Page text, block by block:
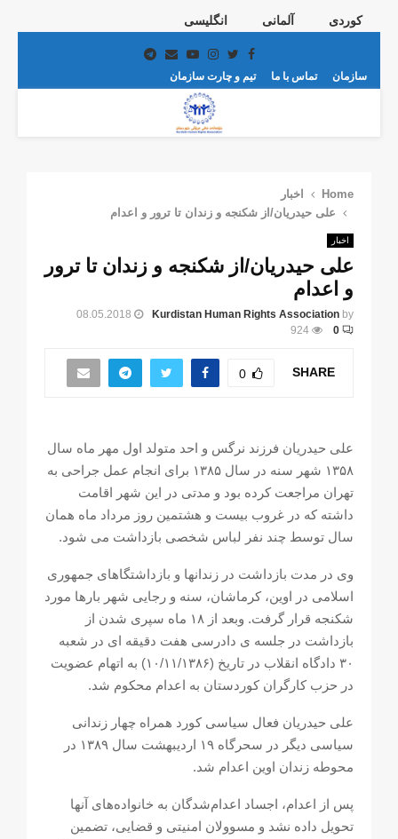
کوردی آلمانی انگلیسی
Facebook
Twitter
Instagram
Youtube
Email
Telegram
سازمان تماس با ما تیم و چارت سازمان
Home
اخبار
علی حیدریان/از شکنجه و زندان تا ترور و اعدام
اخبار
علی حیدریان/از شکنجه و زندان تا ترور
و اعدام
by
Kurdistan Human Rights Association
08.05.2018
0
924
SHARE
0
علی حیدریان فرزند نرگس و احد متولد اول مهر ماه سال
۱۳۵۸ شهر سنه در سال ۱۳۸۵ برای انجام عمل جراحی به
تهران مراجعت کرده بود و مدتی در این شهر اقامت
داشته که در غروب بیست و هشتمین روز مرداد ماه همان
سال توسط چند نفر لباس شخصی بازداشت می شود.
وی در مدت بازداشت در زندانها و بازداشتگاهای جمهوری
اسلامی در اوین، کرماشان، سنه و رجایی شهر بارها مورد
شکنجه قرار گرفت. وبعد از ۱۸ ماه سپری شدن از
بازداشت در جلسه ی دادرسی هفت دقیقه ای در شعبه
۳۰ دادگاه انقلاب در تاریخ (۱۰/۱۱/۱۳۸۶) به اتهام عضویت
در حزب کارگران کوردستان به اعدام محکوم شد.
علی حیدریان فعال سیاسی کورد همراه چهار زندانی
سیاسی دیگر در سحرگاه ۱۹ اردیبهشت سال ۱۳۸۹ در
محوطه زندان اوین اعدام شد.
پس از اعدام، اجساد اعدام‌شدگان به خانواده‌های آنها
تحویل داده نشد و مسوولان امنیتی و قضایی، تضمین